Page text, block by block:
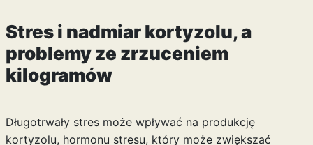
Stres i nadmiar kortyzolu, a
problemy ze zrzuceniem
kilogramów
Długotrwały stres może wpływać na produkcję
kortyzolu, hormonu stresu, który może zwiększać